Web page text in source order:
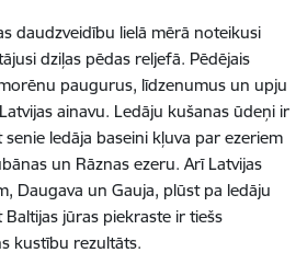
daudzveidību lielā mērā noteikusi
dziļas pēdas reljefā. Pēdējais
paugurus, līdzenumus un upju
ainavu. Ledāju kušanas ūdeņi ir
ledāja baseini kļuva par ezeriem
un Rāznas ezeru. Arī Latvijas
Daugava un Gauja, plūst pa ledāju
jūras piekraste ir tiešs
kustību rezultāts.